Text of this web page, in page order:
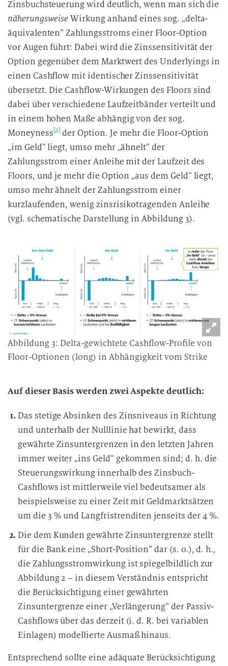
g
i
n
D
a
t
e
n
v
e
r
b
e
u
Zinsbuchsteuerung wird deutlich, wenn man sich die
näherungsweiseWirkung anhand eines sog. „delta-
äquivalenten“ Zahlungsstroms einer Floor-Option
vor Augen führt: Dabei wird die Zinssensitivität der
Option gegenüber dem Marktwert des Underlyings in
einen Cashflow mit identischer Zinssensitivität
übersetzt. Die Cashflow-Wirkungen des Floors sind
dabei über verschiedene Laufzeitbänder verteilt und
in einem hohen Maße abhängig von der sog.
Moneyness [2] der Option. Je mehr die Floor-Option
„im Geld“ liegt, umso mehr „ähnelt“ der
Zahlungsstrom einer Anleihe mit der Laufzeit des
Floors, und je mehr die Option „aus dem Geld“ liegt,
umso mehr ähnelt der Zahlungsstrom einer
kurzlaufenden, wenig zinsrisikotragenden Anleihe
(vgl. schematische Darstellung in Abbildung 3).
Abbildung 3: Delta-gewichtete Cashflow-Profile von
Floor-Optionen (long) in Abhängigkeit vom Strike
Auf dieser Basis werden zwei Aspekte deutlich:
Das stetige Absinken des Zinsniveaus in Richtung
und unterhalb der Nulllinie hat bewirkt, dass
gewährte Zinsuntergrenzen in den letzten Jahren
immer weiter „ins Geld“ gekommen sind; d. h. die
Steuerungswirkung innerhalb des Zinsbuch-
Cashflows ist mittlerweile viel bedeutsamer als
beispielsweise zu einer Zeit mit Geldmarktsätzen
um die 3 % und Langfristrenditen jenseits der 4 %.
Die dem Kunden gewährte Zinsuntergrenze stellt
für die Bank eine „Short-Position“ dar (s. o.), d. h.,
die Zahlungsstromwirkung ist spiegelbildlich zur
Abbildung 2 – in diesem Verständnis entspricht
die Berücksichtigung einer gewährten
Zinsuntergrenze einer „Verlängerung“ der Passiv-
Cashflows über das derzeit (i. d. R. bei variablen
Einlagen) modellierte Ausmaß hinaus.
Entsprechend sollte eine adäquate Berücksichtigung